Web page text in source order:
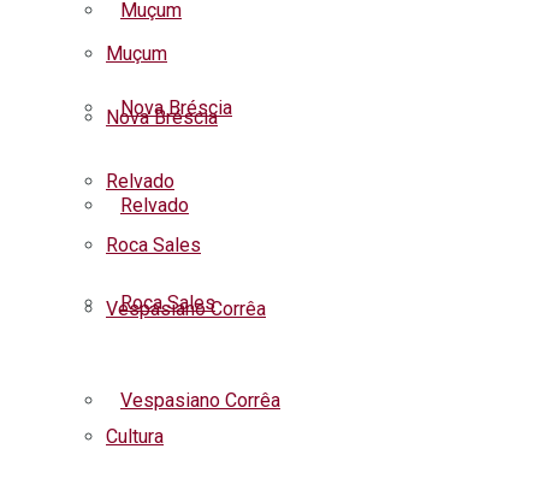
Muçum
Nova Bréscia
Relvado
Roca Sales
Vespasiano Corrêa
Muçum
Nova Bréscia
Relvado
Roca Sales
Vespasiano Corrêa
Cultura